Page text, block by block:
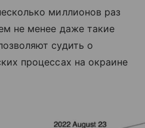
миллионов раз
не менее даже такие
судить о
процессах на окраине